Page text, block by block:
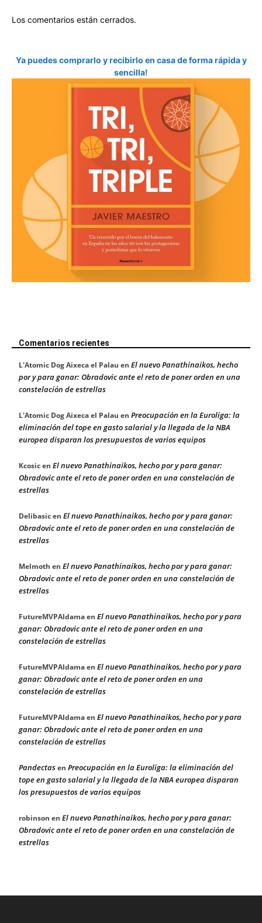
Los comentarios están cerrados.
Ya puedes comprarlo y recibirlo en casa de forma rápida y
sencilla!
Comentarios recientes
L'Atomic Dog Aixeca el Palau en El nuevo Panathinaikos, hecho
por y para ganar: Obradovic ante el reto de poner orden en una
constelación de estrellas
L'Atomic Dog Aixeca el Palau en Preocupación en la Euroliga: la
eliminación del tope en gasto salarial y la llegada de la NBA
europea disparan los presupuestos de varios equipos
Kcosicen El nuevo Panathinaikos, hecho por y para ganar:
Obradovic ante el reto de poner orden en una constelación de
estrellas
Delibasicen El nuevo Panathinaikos, hecho por y para ganar:
Obradovic ante el reto de poner orden en una constelación de
estrellas
Melmoth en El nuevo Panathinaikos, hecho por y para ganar:
Obradovic ante el reto de poner orden en una constelación de
estrellas
FutureMVPAldamaen El nuevo Panathinaikos, hecho por y para
ganar: Obradovic ante el reto de poner orden en una
constelación de estrellas
FutureMVPAldamaen El nuevo Panathinaikos, hecho por y para
ganar: Obradovic ante el reto de poner orden en una
constelación de estrellas
FutureMVPAldamaen El nuevo Panathinaikos, hecho por y para
ganar: Obradovic ante el reto de poner orden en una
constelación de estrellas
Pandectasen Preocupación en la Euroliga: la eliminación del
tope en gasto salarial y la llegada de la NBA europea disparan
los presupuestos de varios equipos
robinson en El nuevo Panathinaikos, hecho por y para ganar:
Obradovic ante el reto de poner orden en una constelación de
estrellas